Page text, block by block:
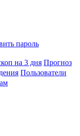
пароль
на 3 дня Прогноз
Пользователи